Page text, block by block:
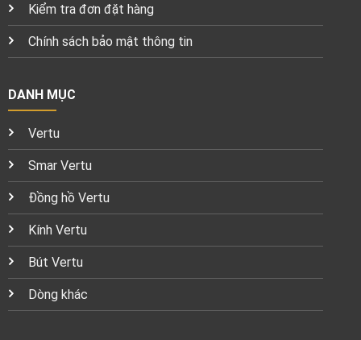
Kiểm tra đơn đặt hàng
Chính sách bảo mật thông tin
DANH MỤC
Vertu
Smar Vertu
Đồng hồ Vertu
Kính Vertu
Bút Vertu
Dòng khác